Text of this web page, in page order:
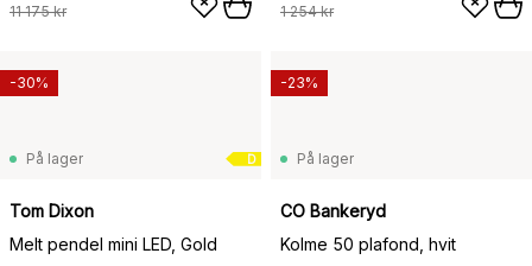
11 175 kr 1 254 kr
D
På lager
Tom Dixon
Melt pendel mini LED, Gold
-30%
På lager
CO Bankeryd
Kolme 50 plafond, hvit
-23%